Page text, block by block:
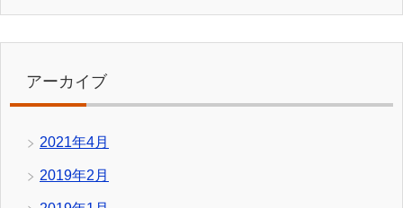
アーカイブ
2021年4月
2019年2月